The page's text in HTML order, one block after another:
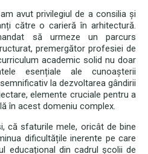
avut privilegiul de a consilia și
către o carieră în arhitectură.
să urmeze un parcurs
premergător profesiei de
academic solid nu doar
esențiale ale cunoașterii
la dezvoltarea gândirii
elemente cruciale pentru a
în acest domeniu complex.
că sfaturile mele, oricât de bine
dificultățile inerente pe care
educațional din cadrul școlii de